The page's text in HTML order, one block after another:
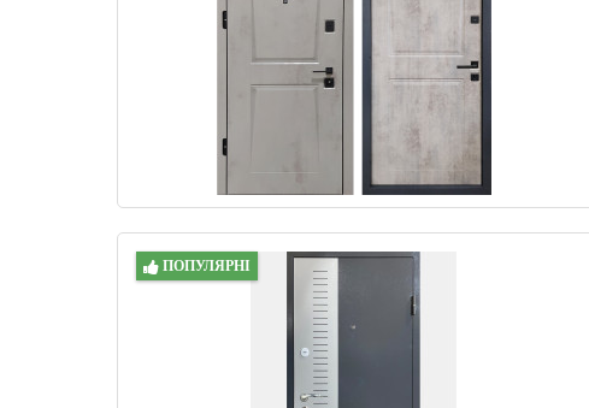
ПОПУЛЯРНІ